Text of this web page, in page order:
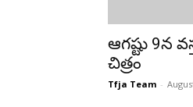
ఆగష్టు 9న
చిత్రం
Tfja Team -